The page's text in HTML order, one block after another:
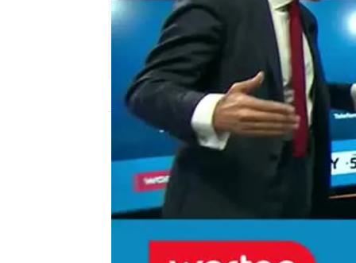
mega
Madrid
Publicado: 19 de noviembre de 2017,
Black Friday Worten El